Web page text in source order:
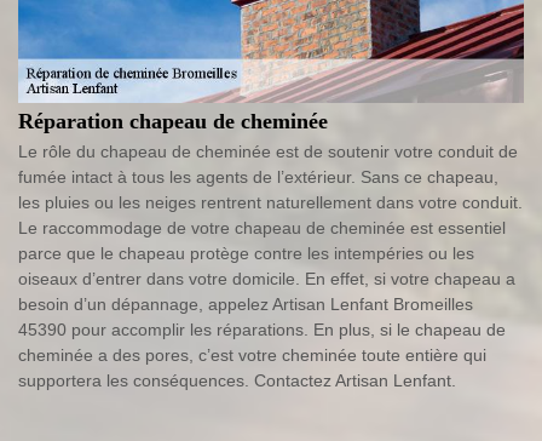
Réparation chapeau de cheminée
Le rôle du chapeau de cheminée est de soutenir votre conduit de
fumée intact à tous les agents de l’extérieur. Sans ce chapeau,
les pluies ou les neiges rentrent naturellement dans votre conduit.
Le raccommodage de votre chapeau de cheminée est essentiel
parce que le chapeau protège contre les intempéries ou les
oiseaux d’entrer dans votre domicile. En effet, si votre chapeau a
besoin d’un dépannage, appelez Artisan Lenfant Bromeilles
45390 pour accomplir les réparations. En plus, si le chapeau de
cheminée a des pores, c’est votre cheminée toute entière qui
supportera les conséquences. Contactez Artisan Lenfant.